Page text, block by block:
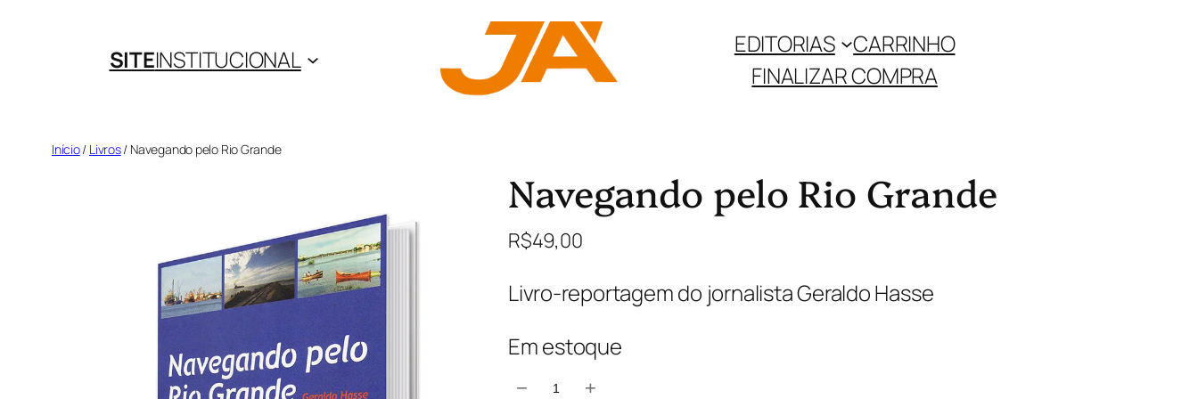
SITEINSTITUCIONAL
EDITORIAS
CARRINHO
FINALIZAR COMPRA
Início/ Livros/ Navegando pelo Rio Grande
Navegando pelo Rio Grande
R$49,00
Livro-reportagem do jornalista Geraldo Hasse
Em estoque
N
− +